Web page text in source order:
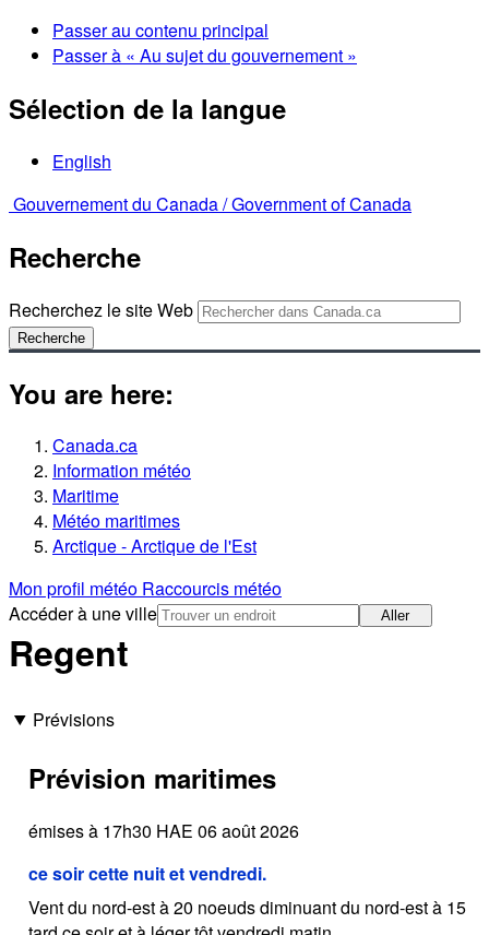
Passer au contenu principal
Passer à « Au sujet du gouvernement »
Sélection de la langue
English
Gouvernement du Canada /Government of Canada
Recherche
Recherchez le site Web
Recherche
You are here:
Canada.ca
Information météo
Maritime
Météo maritimes
Arctique - Arctique de l'Est
Mon profil météo Raccourcis météo
Accéder à une ville
Aller
Regent
Prévisions
Prévision maritimes
émises à 17h30 HAE 06 août 2026
ce soir cette nuit et vendredi.
Vent du nord-est à 20 noeuds diminuant du nord-est à 15